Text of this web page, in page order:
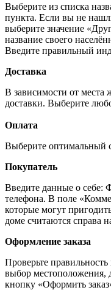
Выберите из списка
пункта. Если вы не
выберите значение
название своего
Введите правильный
Доставка
В зависимости от места
доставки. Выберите
Оплата
Выберите оптимальный
Покупатель
Введите данные о себе:
телефона. В поле
которые могут
доме считаются справа
Оформление заказа
Проверьте
выбор местоположения,
кнопку «Оформить